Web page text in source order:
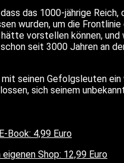
das 1000-jährige Reich,
wurden, um die
vorstellen können,
seit 3000 Jahren an
seinen Gefolgsleuten
sich seinem
Book: 4,99 Euro
Shop: 12,99 Euro